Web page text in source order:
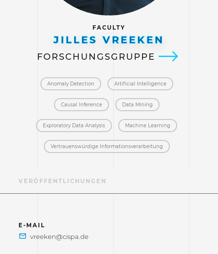
FACULTY
JILLES VREEKEN
FORSCHUNGSGRUPPE
Anomaly Detection Artificial Intelligence
Causal Inference Data Mining
Exploratory Data Analysis Machine Learning
Vertrauenswürdige Informations­verarbeitung
VERÖFFENTLICHUNGEN
E-MAIL